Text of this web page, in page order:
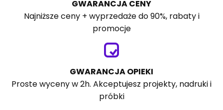
GWARANCJA CENY
Najniższe ceny + wyprzedaże do 90%, rabaty i
promocje
GWARANCJA OPIEKI
Proste wyceny w 2h. Akceptujesz projekty, nadruki i
próbki